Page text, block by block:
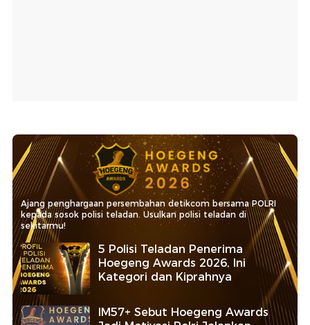
Ajang penghargaan persembahan detikcom bersama POLRI
kepada sosok polisi teladan. Usulkan polisi teladan di
sekitarmu!
5 Polisi Teladan Penerima
Hoegeng Awards 2026, Ini
Kategori dan Kiprahnya
IM57+ Sebut Hoegeng Awards